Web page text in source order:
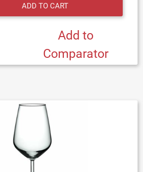
ADD TO CART
Add to
Comparator